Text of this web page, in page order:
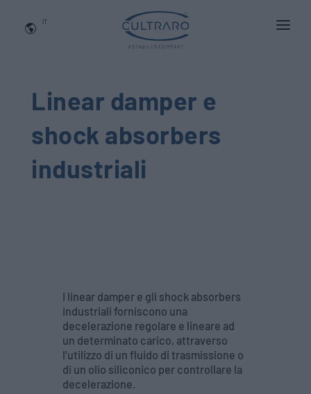
IT
APPLICAZIONI
NEWS
BLOG
Linear damper e
shock absorbers
industriali
I linear damper e gli shock absorbers
industriali forniscono una
decelerazione regolare e lineare ad
un determinato carico, attraverso
l’utilizzo di un fluido di trasmissione o
di un olio siliconico per controllare la
decelerazione.